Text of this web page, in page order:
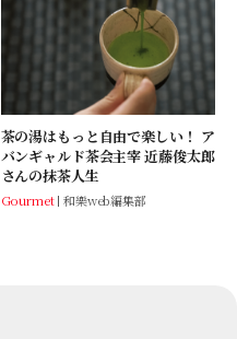
茶の湯はもっと自由で楽しい！ ア
バンギャルド茶会主宰 近藤俊太郎
さんの抹茶人生
Gourmet 和樂web編集部